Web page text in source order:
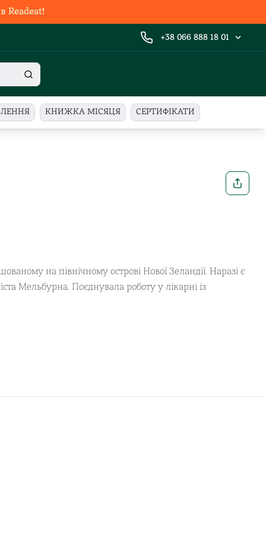
Readeat!
+38 066 888 18 01
КНИЖКА МІСЯЦЯ СЕРТИФІКАТИ
на північному острові Нової Зеландії. Наразі є
Мельбурна. Поєднувала роботу у лікарні із